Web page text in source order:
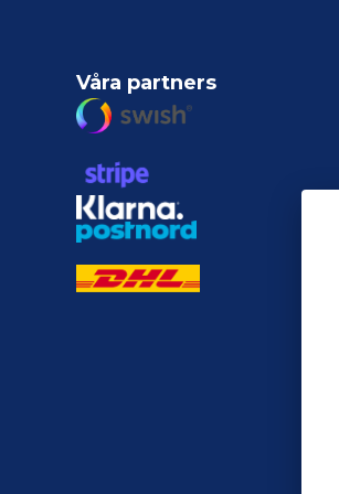
Våra partners